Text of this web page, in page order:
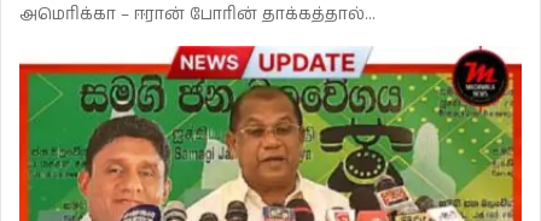
அமெரிக்கா – ஈரான் போரின் தாக்கத்தால்…